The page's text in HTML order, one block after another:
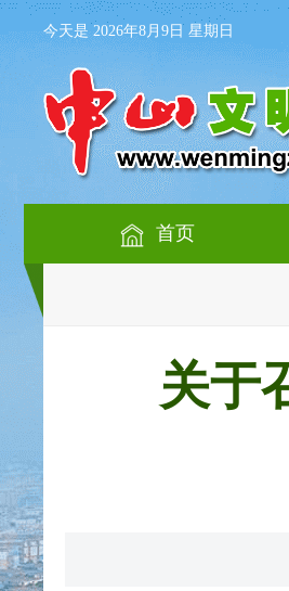
今天是 2026年8月9日 星期日
首页
关于